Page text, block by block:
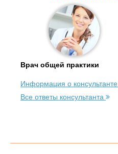
Врач общей практики
Информация о консультанте
Все ответы консультанта